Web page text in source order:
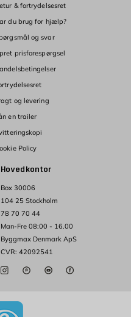
Hovedkontor
Box 30006
104 25 Stockholm
78 70 70 44
Man-Fre 08:00 - 16.00
Byggmax Denmark ApS
CVR: 42092541
& fortrydelsesret
du brug for hjælp?
og svar
prisforespørgsel
og levering
en trailer
Policy